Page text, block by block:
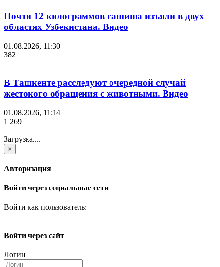
Почти 12 килограммов гашиша изъяли в двух
областях Узбекистана. Видео
01.08.2026, 11:30
382
В Ташкенте расследуют очередной случай
жестокого обращения с животными. Видео
01.08.2026, 11:14
1 269
Загрузка....
×
Авторизация
Войти через социальные сети
Войти как пользователь:
Войти через сайт
Логин